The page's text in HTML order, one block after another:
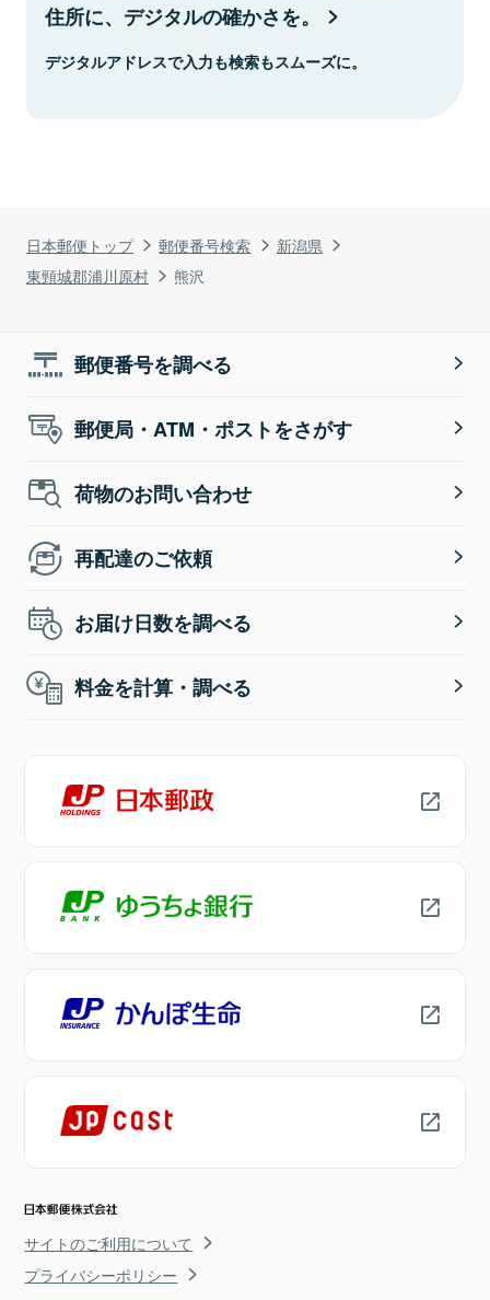
日本郵便トップ 郵便番号検索
新潟県
東頸城郡浦川原村
熊沢
住所に、デジタルの確かさを。
デジタルアドレスで入力も検索もスムーズに。
郵便番号を調べる
郵便局・ATM・ポストをさがす
荷物のお問い合わせ
再配達のご依頼
お届け日数を調べる
料金を計算・調べる
サイトのご利用について
プライバシーポリシー